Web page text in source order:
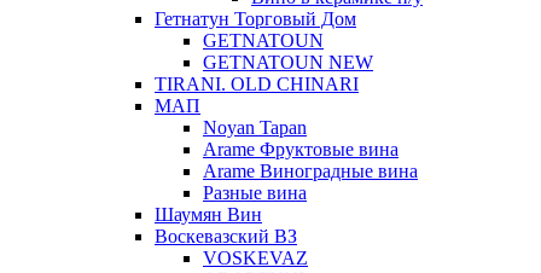
Гетнатун Торговый Дом
GETNATOUN
GETNATOUN NEW
TIRANI. OLD CHINARI
МАП
Noyan Tapan
Arame Фруктовые вина
Arame Виноградные вина
Разные вина
Шаумян Вин
Воскевазский ВЗ
VOSKEVAZ